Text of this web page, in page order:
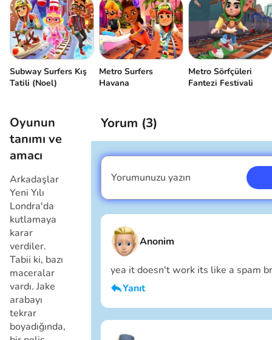
Subway Surfers Kış
Tatili (Noel)
Metro Surfers
Havana
Metro Sörfçüleri
Fantezi Festivali
Oyunun
tanımı ve
amacı
Arkadaşlar
Yeni Yılı
Londra'da
kutlamaya
karar
verdiler.
Tabii ki, bazı
maceralar
vardı. Jake
arabayı
tekrar
boyadığında,
Yorum (3)
Anonim
yea it doesn't work its like a spam
Yanıt
Ben erkeğim
Yorumunuzu yazın
Ben erkeğim
İptal